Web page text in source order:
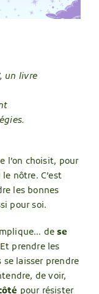
un livre
l’on choisit, pour
nôtre. C’est
les bonnes
pour soi.
dese
prendre les
laisser prendre
de voir,
pour résister